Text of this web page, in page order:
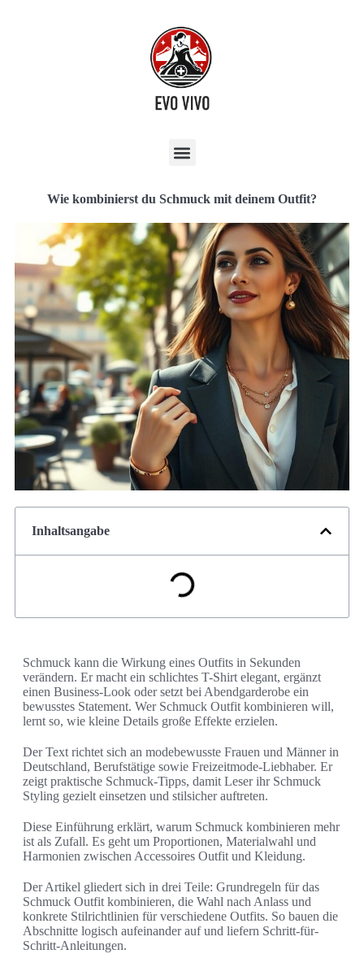
Wie kombinierst du Schmuck mit deinem Outfit?
Inhaltsangabe
Schmuck kann die Wirkung eines Outfits in Sekunden
verändern. Er macht ein schlichtes T-Shirt elegant, ergänzt
einen Business-Look oder setzt bei Abendgarderobe ein
bewusstes Statement. Wer Schmuck Outfit kombinieren will,
lernt so, wie kleine Details große Effekte erzielen.
Der Text richtet sich an modebewusste Frauen und Männer in
Deutschland, Berufstätige sowie Freizeitmode-Liebhaber. Er
zeigt praktische Schmuck-Tipps, damit Leser ihr Schmuck
Styling gezielt einsetzen und stilsicher auftreten.
Diese Einführung erklärt, warum Schmuck kombinieren mehr
ist als Zufall. Es geht um Proportionen, Materialwahl und
Harmonien zwischen Accessoires Outfit und Kleidung.
Der Artikel gliedert sich in drei Teile: Grundregeln für das
Schmuck Outfit kombinieren, die Wahl nach Anlass und
konkrete Stilrichtlinien für verschiedene Outfits. So bauen die
Abschnitte logisch aufeinander auf und liefern Schritt-für-
Schritt-Anleitungen.